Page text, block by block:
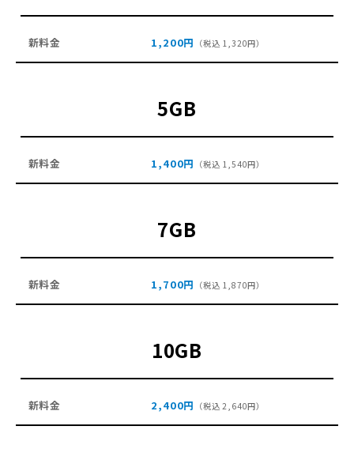
1,200円 （税込 1,320円）
5GB
1,400円 （税込 1,540円）
7GB
1,700円 （税込 1,870円）
10GB
2,400円 （税込 2,640円）